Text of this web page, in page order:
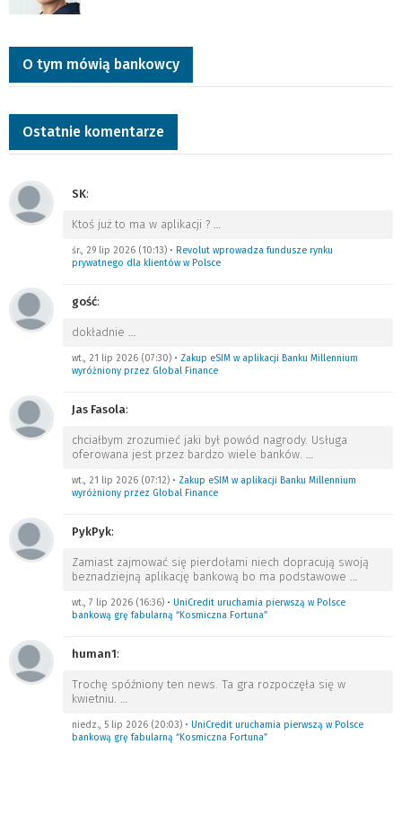
O tym mówią bankowcy
Ostatnie komentarze
SK:
Ktoś już to ma w aplikacji ?
śr., 29 lip 2026 (10:13) • Revolut wprowadza fundusze rynku
prywatnego dla klientów w Polsce
gość:
dokładnie
wt., 21 lip 2026 (07:30) • Zakup eSIM w aplikacji Banku Millennium
wyróżniony przez Global Finance
Jas Fasola:
chciałbym zrozumieć jaki był powód nagrody. Usługa
oferowana jest przez bardzo wiele banków.
wt., 21 lip 2026 (07:12) • Zakup eSIM w aplikacji Banku Millennium
wyróżniony przez Global Finance
PykPyk:
Zamiast zajmować się pierdołami niech dopracują swoją
beznadziejną aplikację bankową bo ma podstawowe
wt., 7 lip 2026 (16:36) • UniCredit uruchamia pierwszą w Polsce
bankową grę fabularną “Kosmiczna Fortuna”
human1:
Trochę spóźniony ten news. Ta gra rozpoczęła się w
kwietniu.
niedz., 5 lip 2026 (20:03) • UniCredit uruchamia pierwszą w Polsce
bankową grę fabularną “Kosmiczna Fortuna”